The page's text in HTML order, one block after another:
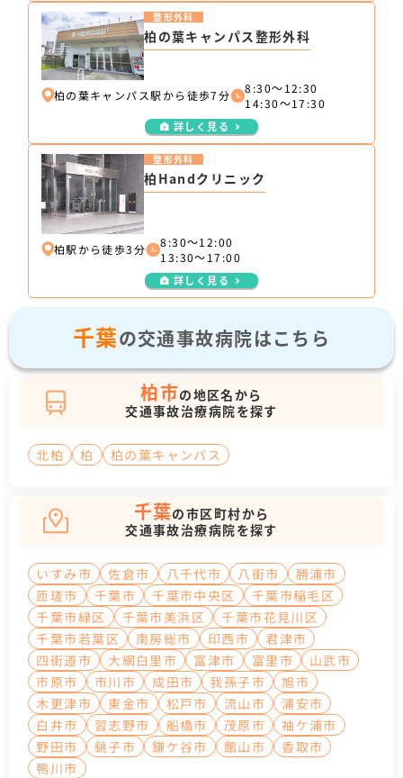
柏の葉キャンパス整形外科
整形外科
柏の葉キャンパス駅から徒歩7分
8:30～12:30
14:30～17:30
詳しく見る
柏Handクリニック
整形外科
柏駅から徒歩3分
8:30～12:00
13:30～17:00
詳しく見る
千葉の交通事故病院はこちら
柏市の地区名から
交通事故治療病院を探す
北柏 柏 柏の葉キャンパス
千葉の市区町村から
交通事故治療病院を探す
いすみ市 佐倉市 八千代市 八街市
勝浦市
匝瑳市
千葉市 千葉市中央区
千葉市稲毛区
千葉市緑区
千葉市美浜区
千葉市花見川区
千葉市若葉区
南房総市 印西市
君津市
四街道市
大網白里市 富津市 富里市
山武市
市原市
市川市 成田市 我孫子市
旭市
木更津市
東金市 松戸市 流山市
浦安市
白井市
習志野市 船橋市 茂原市
袖ケ浦市
野田市
銚子市 鎌ケ谷市 館山市
香取市
鴨川市